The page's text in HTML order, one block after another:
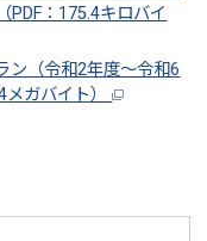
PDF：175.4キロバイ
ン（令和2年度～令和6
メガバイト）